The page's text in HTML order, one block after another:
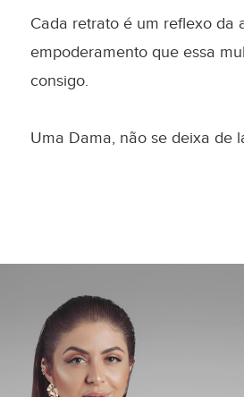
Cada retrato é um reflexo da
empoderamento que essa
consigo.
Uma Dama, não se deixa de